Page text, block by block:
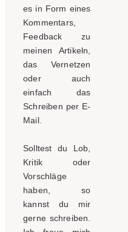
es in Form eines
Kommentars,
Feedback zu
meinen Artikeln,
das Vernetzen
oder auch
einfach das
Schreiben per E-
Mail.
Solltest du Lob,
Kritik oder
Vorschläge
haben, so
kannst du mir
gerne schreiben.